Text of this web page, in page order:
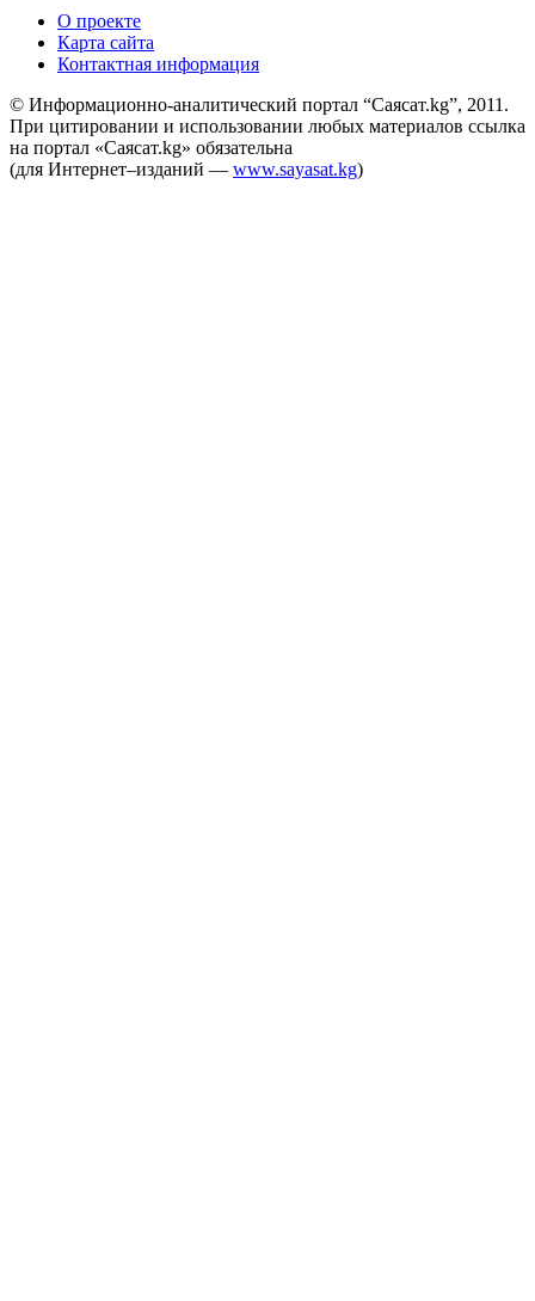
О проекте
Карта сайта
Контактная информация
© Информационно-аналитический портал “Саясат.kg”, 2011.
При цитировании и использовании любых материалов ссылка
на портал «Саясат.kg» обязательна
(для Интернет–изданий — www.sayasat.kg)